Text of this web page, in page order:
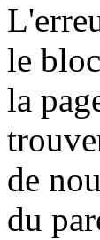
le
la
de
du